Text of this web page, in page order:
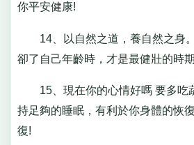
你平安健康!
14、以自然之道，養自然之身
卻了自己年齡時，才是最健壯的時期
15、現在你的心情好嗎 要多吃
持足夠的睡眠，有利於你身體的恢
復!